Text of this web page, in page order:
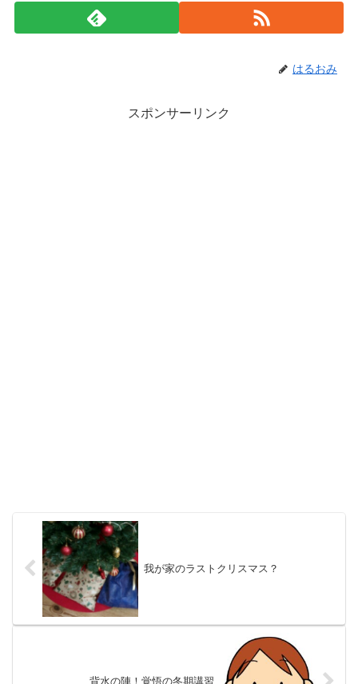
はるおみ
スポンサーリンク
我が家のラストクリスマス？
背水の陣！覚悟の冬期講習